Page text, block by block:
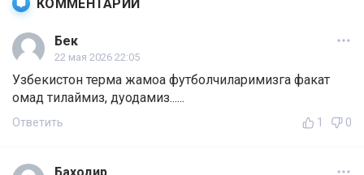
КОММЕНТАРИИ
Бек
22 мая 2026 22:05
Узбекистон терма жамоа футболчиларимизга факат
омад тилаймиз, дуодамиз......
Ответить 1 0